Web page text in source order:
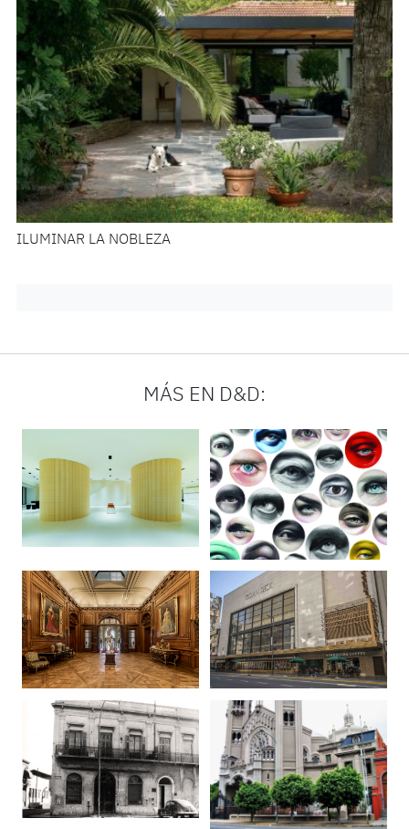
ILUMINAR LA NOBLEZA
MÁS EN D&D: